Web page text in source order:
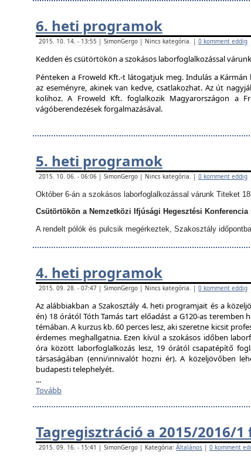
6. heti programok
2015. 10. 14. - 13:55 | SimonGergo | Nincs kategória. | 0 komment eddig
Kedden és csütörtökön a szokásos laborfoglalkozással
Pénteken a Froweld Kft.-t látogatjuk meg. Indulás a Kármán
az eseményre, akinek van kedve, csatlakozhat. Az út
kolihoz. A Froweld Kft. foglalkozik Magyarországon a
vágóberendezések forgalmazásával.
5. heti programok
2015. 10. 06. - 06:06 | SimonGergo | Nincs kategória. | 0 komment eddig
Október 6-án a szokásos laborfoglalkozással várunk Titeket
Csütörtökön a Nemzetközi Ifjúsági Hegesztési
A rendelt pólók és pulcsik megérkeztek, Szakosztály
4. heti programok
2015. 09. 28. - 07:47 | SimonGergo | Nincs kategória. | 0 komment eddig
Az alábbiakban a Szakosztály 4. heti programjait és a
én) 18 órától Tóth Tamás tart előadást a G120-as teremben
témában. A kurzus kb. 60 perces lesz, aki szeretne kicsit
érdemes meghallgatnia. Ezen kívül a szokásos időben
óra között laborfoglalkozás lesz, 19 órától csapatépítő
társaságában (enni/innivalót hozni ér). A közeljövőben
budapesti telephelyét.
...
Tovább
Tagregisztráció a 2015/2016/1
2015. 09. 16. - 15:41 | SimonGergo | Kategória: Általános | 0 komment